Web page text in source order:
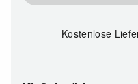
Kostenlose